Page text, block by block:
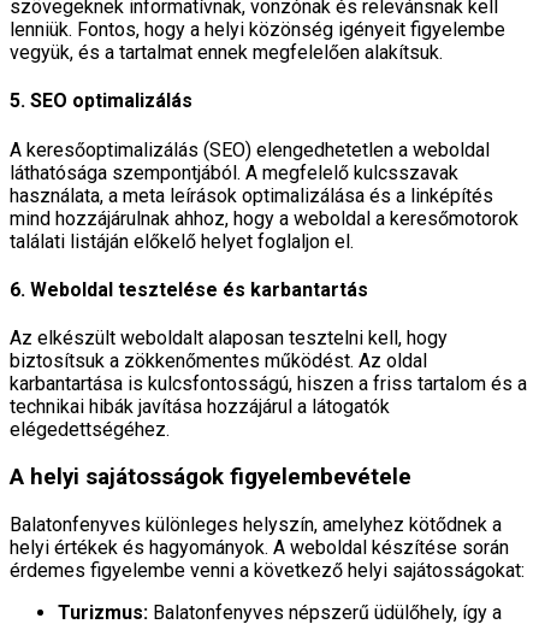
szövegeknek informatívnak, vonzónak és relevánsnak kell
lenniük. Fontos, hogy a helyi közönség igényeit figyelembe
vegyük, és a tartalmat ennek megfelelően alakítsuk.
5. SEO optimalizálás
A keresőoptimalizálás (SEO) elengedhetetlen a weboldal
láthatósága szempontjából. A megfelelő kulcsszavak
használata, a meta leírások optimalizálása és a linképítés
mind hozzájárulnak ahhoz, hogy a weboldal a keresőmotorok
találati listáján előkelő helyet foglaljon el.
6. Weboldal tesztelése és karbantartás
Az elkészült weboldalt alaposan tesztelni kell, hogy
biztosítsuk a zökkenőmentes működést. Az oldal
karbantartása is kulcsfontosságú, hiszen a friss tartalom és a
technikai hibák javítása hozzájárul a látogatók
elégedettségéhez.
A helyi sajátosságok figyelembevétele
Balatonfenyves különleges helyszín, amelyhez kötődnek a
helyi értékek és hagyományok. A weboldal készítése során
érdemes figyelembe venni a következő helyi sajátosságokat:
Turizmus: Balatonfenyves népszerű üdülőhely, így a